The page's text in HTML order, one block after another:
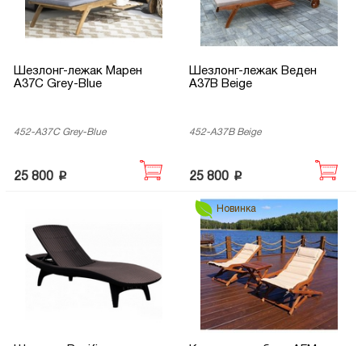
Шезлонг-лежак Марен
A37C Grey-Blue
452-A37C Grey-Blue
25 800 p
Шезлонг-лежак Веден
A37B Beige
452-A37B Beige
25 800 p
Новинка